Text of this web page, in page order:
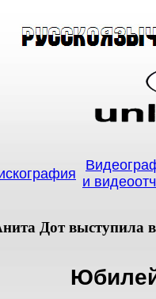
и
Дот выступила